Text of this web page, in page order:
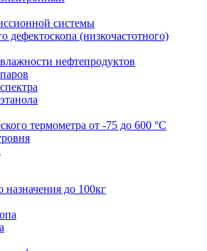
системы
дефектоскопа (низкочастотного)
нефтепродуктов
термометра от -75 до 600 °С
до 100кг